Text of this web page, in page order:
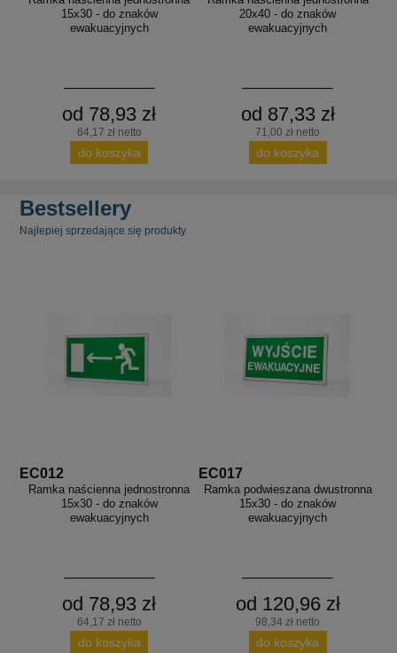
15x30 - do znaków
ewakuacyjnych
od 78,93 zł
64,17 zł netto
do koszyka
20x40 - do znaków
ewakuacyjnych
od 87,33 zł
71,00 zł netto
do koszyka
Bestsellery
Najlepiej sprzedające się produkty
EC012
Ramka naścienna jednostronna
15x30 - do znaków
ewakuacyjnych
od 78,93 zł
64,17 zł netto
do koszyka
EC017
Ramka podwieszana dwustronna
15x30 - do znaków
ewakuacyjnych
od 120,96 zł
98,34 zł netto
do koszyka